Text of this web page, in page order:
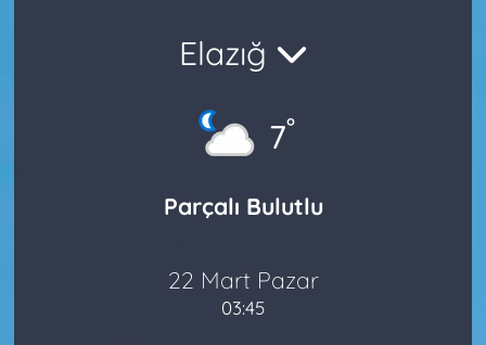
Elazığ
7°
Parçalı Bulutlu
22 Mart Pazar
03:45